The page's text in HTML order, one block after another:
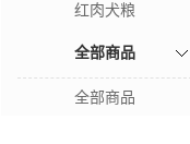
红肉犬粮
全部商品
全部商品